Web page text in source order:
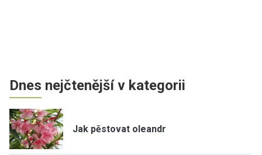
Dnes nejčtenější v kategorii
Jak pěstovat oleandr